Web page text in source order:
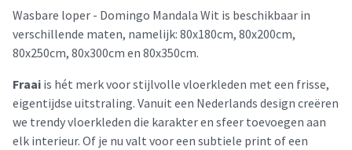
Wasbare loper - Domingo Mandala Wit is beschikbaar in
verschillende maten, namelijk: 80x180cm, 80x200cm,
80x250cm, 80x300cm en 80x350cm.
Fraai is hét merk voor stijlvolle vloerkleden met een frisse,
eigentijdse uitstraling. Vanuit een Nederlands design creëren
we trendy vloerkleden die karakter en sfeer toevoegen aan
elk interieur. Of je nu valt voor een subtiele print of een